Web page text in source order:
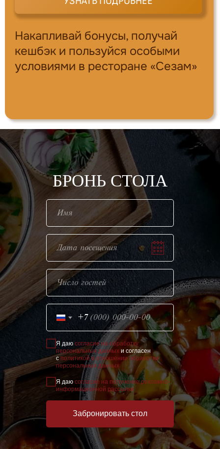
Накапливай бонусы, получай
кешбэк и пользуйся особыми
условиями в ресторане «Сезам»
БРОНЬ СТОЛА
+7
Я даю согласие на обработку
персональных данных и согласен
с политикой в отношении обработки
персональных данных
Я даю согласие на получение рекламно-
информационной рассылки
Забронировать стол